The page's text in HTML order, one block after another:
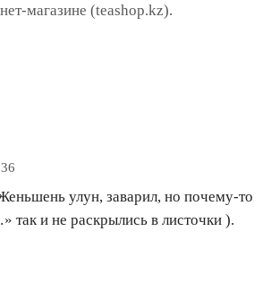
магазине (teashop.kz).
улун, заварил, но почему-то
и не раскрылись в листочки ).